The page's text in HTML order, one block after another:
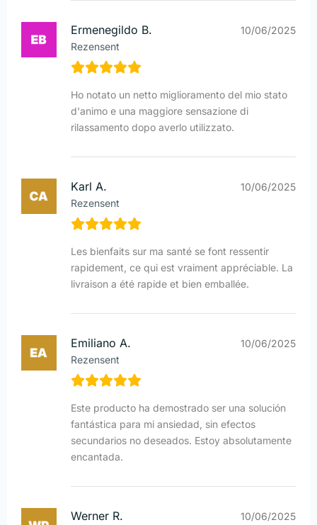
Ermenegildo B.
Rezensent
10/06/2025
Ho notato un netto miglioramento del mio stato
d'animo e una maggiore sensazione di
rilassamento dopo averlo utilizzato.
Karl A.
Rezensent
10/06/2025
Les bienfaits sur ma santé se font ressentir
rapidement, ce qui est vraiment appréciable. La
livraison a été rapide et bien emballée.
Emiliano A.
Rezensent
10/06/2025
Este producto ha demostrado ser una solución
fantástica para mi ansiedad, sin efectos
secundarios no deseados. Estoy absolutamente
encantada.
Werner R. 10/06/2025